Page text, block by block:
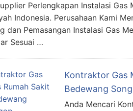
Perlengkapan Instalasi Gas
Indonesia. Perusahaan Kami
dan Pemasangan Instalasi Gas
Sesuai …
Kontraktor Gas
Bedewang
Anda Mencari